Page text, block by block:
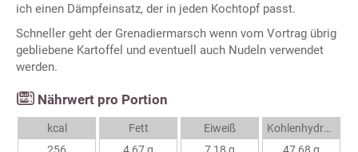
ich einen Dämpfeinsatz, der in jeden Kochtopf passt.
Schneller geht der Grenadiermarsch wenn vom Vortrag übrig
gebliebene Kartoffel und eventuell auch Nudeln verwendet
werden.
Nährwert pro Portion
kcal
Fett
Eiweiß
Kohlenhydrate